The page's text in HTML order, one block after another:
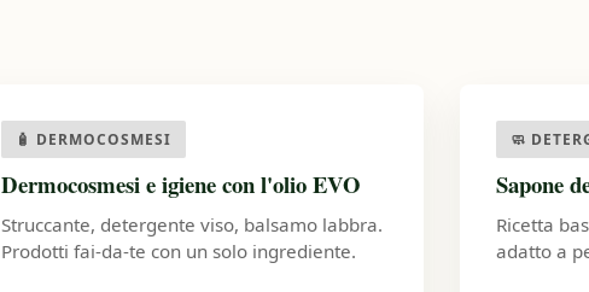
🧴 DERMOCOSMESI
Dermocosmesi e igiene con l'olio EVO
Struccante, detergente viso, balsamo labbra.
Prodotti fai-da-te con un solo ingrediente.
🧼
Sapone
Ricetta
adatto a